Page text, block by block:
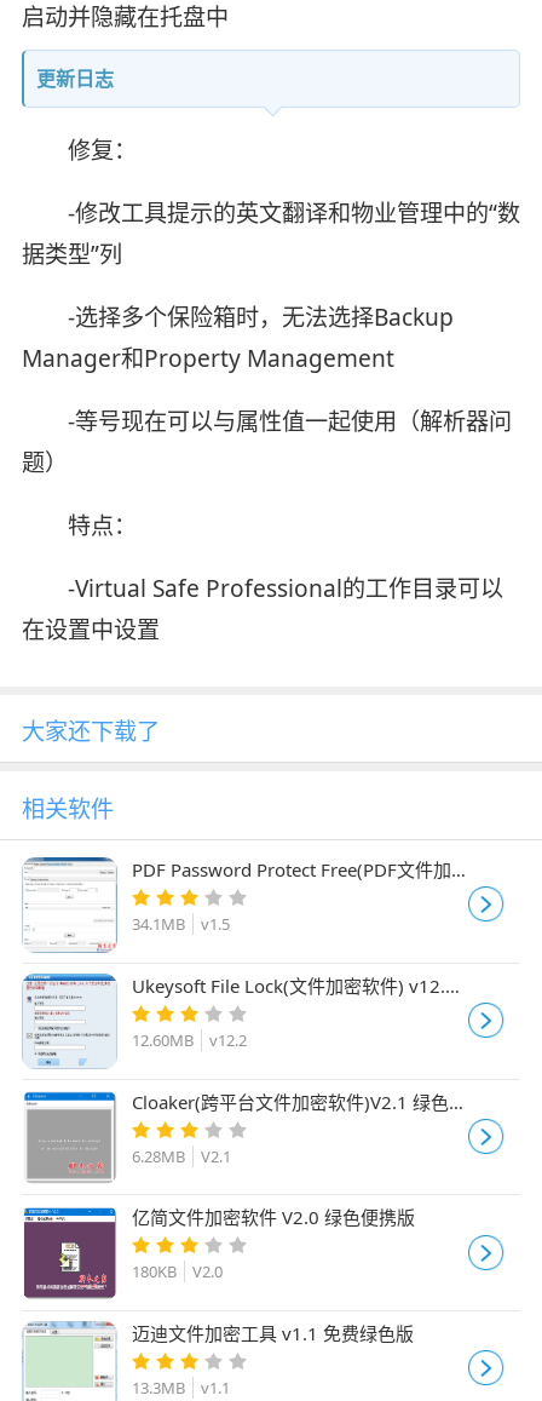
启动并隐藏在托盘中
更新日志
修复：
-修改工具提示的英文翻译和物业管理中的“数
据类型”列
-选择多个保险箱时，无法选择Backup
Manager和Property Management
-等号现在可以与属性值一起使用（解析器问
题）
特点：
-Virtual Safe Professional的工作目录可以
在设置中设置
大家还下载了
相关软件
PDF Password Protect Free(PDF文件加
密软件) v1.5 免费安装版
34.1MB v1.5
Ukeysoft File Lock(文件加密软件) v12.2
免费安装版
12.60MB v12.2
Cloaker(跨平台文件加密软件)V2.1 绿色便
携免费版
6.28MB V2.1
亿简文件加密软件 V2.0 绿色便携版
180KB V2.0
迈迪文件加密工具 v1.1 免费绿色版
13.3MB v1.1